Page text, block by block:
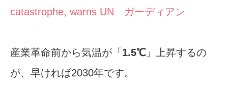
catastrophe, warns UN ガーディアン
産業革命前から気温が「 1.5℃」上昇するの
が、早ければ2030年です。